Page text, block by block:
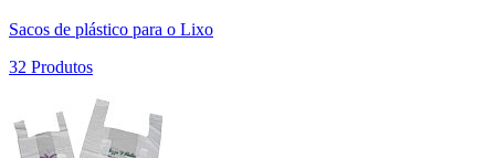
Sacos de plástico para o Lixo
32 Produtos